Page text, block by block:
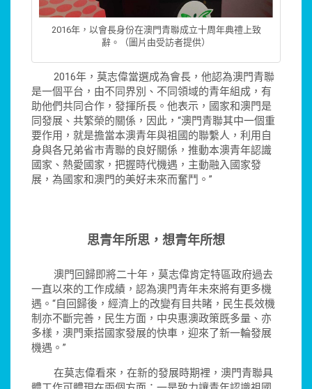
2016年，以會長身份在澳門青聯成立十周年典禮上致
辭。（圖片由受訪者提供）
2016年，莫志偉當選成為會長，他認為澳門青聯
是一個平台，由不同界別、不同領域的青年組成，有
助他們共同合作，發揮所長。他表示，國家和澳門是
同發展、共繁榮的關係，因此，“澳門青聯其中一個重
要作用，就是擔當本澳青年與祖國的聯繫人，利用自
身與各兄弟省市青聯的良好關係，推動本澳青年認識
國家、熱愛國家，把握時代機遇，主動融入國家發
展，為國家和澳門的美好未來而奮鬥。”
思青年所思，想青年所想
澳門回歸即將二十年，莫志偉肯定特區政府過去
一直以來的工作成績，認為澳門青年未來將有更多機
遇。“自回歸後，經濟上的改變有目共睹，民生長效機
制亦不斷完善，民生方面，中央惠澳政策既多量、亦
多樣，澳門乘搭國家發展的快車，迎來了新一輪發展
機遇。”
在莫志偉看來，在新的發展時期裡，澳門青聯具